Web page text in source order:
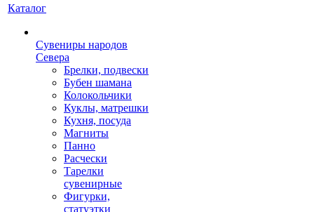
Каталог
Сувениры народов
Севера
Брелки, подвески
Бубен шамана
Колокольчики
Куклы, матрешки
Кухня, посуда
Магниты
Панно
Расчески
Тарелки
сувенирные
Фигурки,
статуэтки